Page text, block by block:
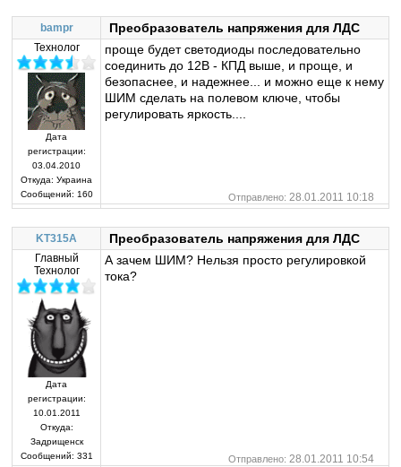
bampr Преобразователь напряжения для ЛДС
Технолог
Дата
регистрации:
03.04.2010
Откуда: Украина
Сообщений: 160
проще будет светодиоды последовательно
соединить до 12В - КПД выше, и проще, и
безопаснее, и надежнее... и можно еще к нему
ШИМ сделать на полевом ключе, чтобы
регулировать яркость....
Отправлено: 28.01.2011 10:18
KT315A Преобразователь напряжения для ЛДС
Главный
Технолог
Дата
регистрации:
10.01.2011
Откуда:
Задрищенск
Сообщений: 331
А зачем ШИМ? Нельзя просто регулировкой
тока?
Отправлено: 28.01.2011 10:54